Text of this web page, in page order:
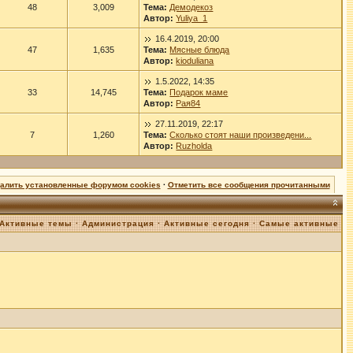
48 3,009
Тема: Демодекоз
Автор: Yuliya_1
47 1,635
16.4.2019, 20:00
Тема: Мясные блюда
Автор: kioduliana
33 14,745
1.5.2022, 14:35
Тема: Подарок маме
Автор: Рая84
7 1,260
27.11.2019, 22:17
Тема: Сколько стоят наши произведени...
Автор: Ruzholda
установленные форумом cookies · Отметить все сообщения прочитанными
Активные темы ·Администрация ·Активные сегодня ·Самые активные